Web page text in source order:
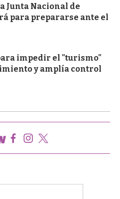
Junta Nacional de
para prepararse ante el
impedir el "turismo"
y amplía control